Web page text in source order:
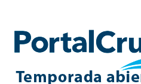
content